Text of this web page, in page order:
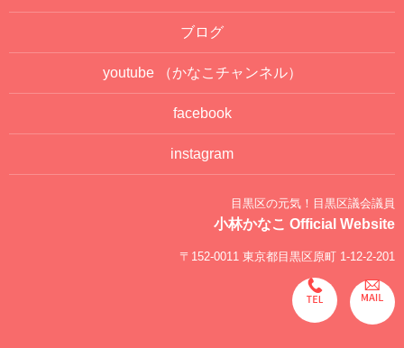
ブログ
youtube （かなこチャンネル）
facebook
instagram
目黒区の元気！目黒区議会議員
小林かなこ Official Website
〒152-0011 東京都目黒区原町 1-12-2-201